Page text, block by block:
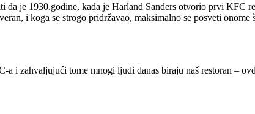
da je 1930.godine, kada je Harland Sanders otvorio prvi KFC
i koga se strogo pridržavao, maksimalno se posveti onome
i zahvaljujući tome mnogi ljudi danas biraju naš restoran –